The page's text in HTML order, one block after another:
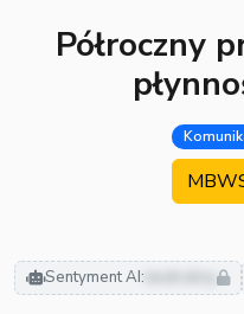
Półroczny
Sentyment AI: neutralny